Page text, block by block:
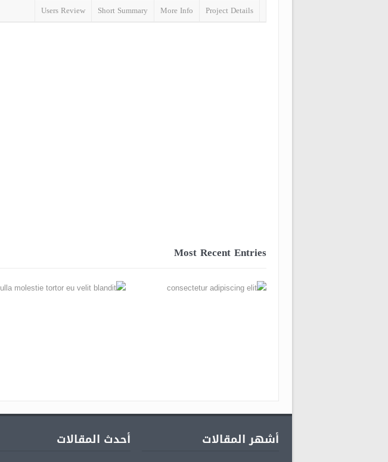
Project Details
More Info
Short Summary
Users Review
Most Recent Entries
أشهر المقالات أحدث المقالات